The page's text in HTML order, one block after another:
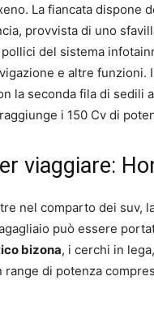
La fiancata dispone
provvista di uno
del sistema
e altre funzioni.
la seconda fila di sedili
i 150 Cv di
viaggiare:
nel comparto dei suv,
può essere
bizona, i cerchi in
di potenza